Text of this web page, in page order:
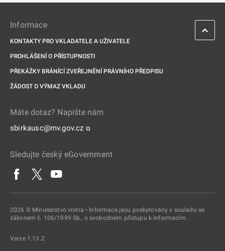
Informace
KONTAKTY PRO VKLADATELE A UŽIVATELE
PROHLÁŠENÍ O PŘÍSTUPNOSTI
PŘEKÁŽKY BRÁNÍCÍ ZVEŘEJNĚNÍ PRÁVNÍHO PŘEDPISU
ŽÁDOST O VÝMAZ VKLADU
Máte dotaz? Napište nám
sbirkausc@mv.gov.cz ⧉
Sledujte český eGovernment
2026 © Ministerstvo vnitra • Informace jsou poskytovány v souladu se
zákonem č. 106/1999 Sb., o svobodném přístupu k informacím.
Verze 1.13.2